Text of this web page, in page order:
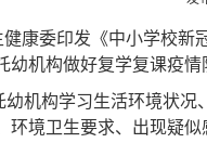
康委印发《中小学校
机构做好复学复课疫情
幼机构学习生活环境状
境卫生要求、出现疑